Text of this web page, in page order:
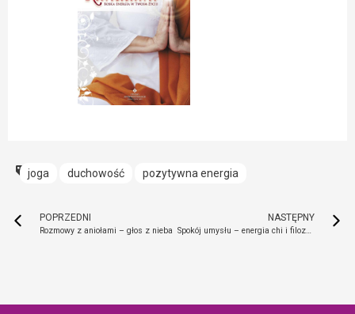
joga duchowość pozytywna energia
POPRZEDNI
Rozmowy z aniołami – głos z nieba
NASTĘPNY
Spokój umysłu – energia chi i filozofia Wschodu